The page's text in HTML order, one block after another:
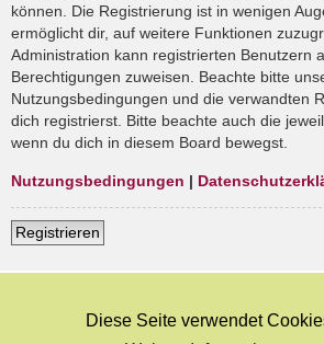
Diese Seite verwendet
können. Die Registrierung ist in wenigen
ermöglicht dir, auf weitere Funktionen
Administration kann registrierten Benutzern
Berechtigungen zuweisen. Beachte bitte
Nutzungsbedingungen und die verwandten
dich registrierst. Bitte beachte auch die
wenn du dich in diesem Board bewegst.
Nutzungsbedingungen |
Registrieren